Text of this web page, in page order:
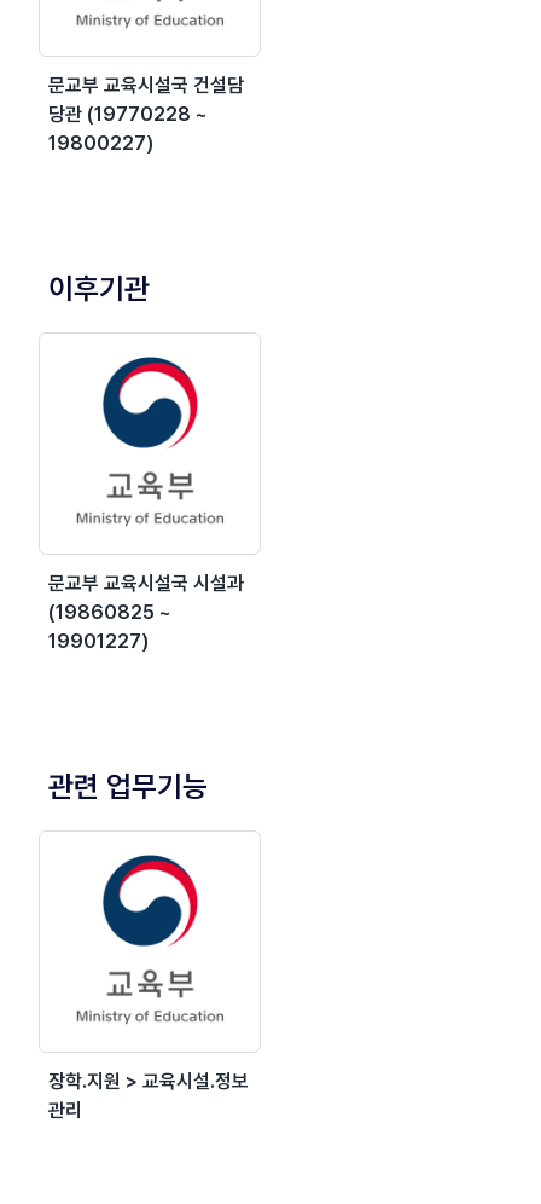
문교부 교육시설국 건설담
당관 (19770228 ~
19800227)
이후기관
문교부 교육시설국 시설과
(19860825 ~
19901227)
관련 업무기능
장학.지원 > 교육시설.정보
관리